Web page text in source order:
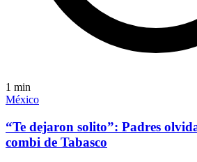
1 min
México
“Te dejaron solito”: Padres
combi de Tabasco